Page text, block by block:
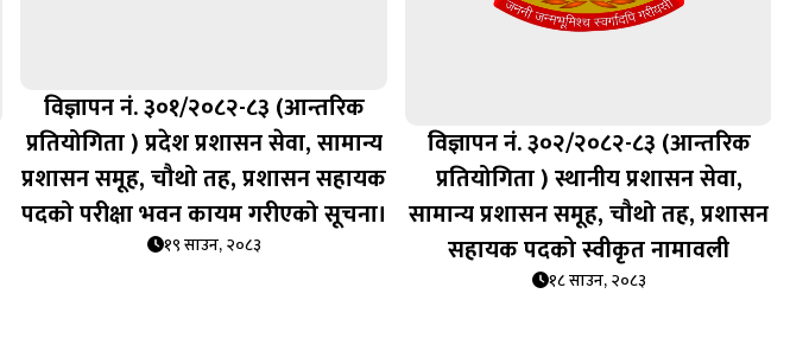
विज्ञापन नं. ३०१/२०८२-८३ (आन्तरिक
प्रतियोगिता ) प्रदेश प्रशासन सेवा, सामान्य
प्रशासन समूह, चौथो तह, प्रशासन सहायक
पदको परीक्षा भवन कायम गरीएको सूचना।
१९ साउन, २०८३
विज्ञापन नं. ३०२/२०८२-८३ (आन्तरिक
प्रतियोगिता ) स्थानीय प्रशासन सेवा,
सामान्य प्रशासन समूह, चौथो तह, प्रशासन
सहायक पदको स्वीकृत नामावली
१८ साउन, २०८३